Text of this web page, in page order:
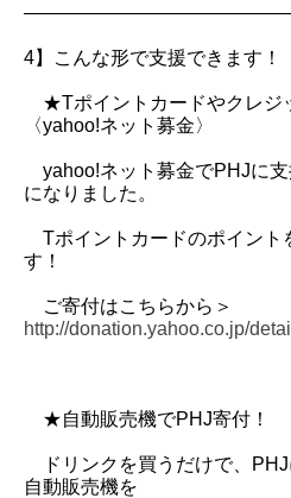
4】こんな形で支援できます！
★Tポイントカードやクレジ
〈yahoo!ネット募金〉
yahoo!ネット募金でPHJに支
になりました。
Tポイントカードのポイント
す！
ご寄付はこちらから＞
http://donation.yahoo.co.jp/
★自動販売機でPHJ寄付！
ドリンクを買うだけで、
自動販売機を